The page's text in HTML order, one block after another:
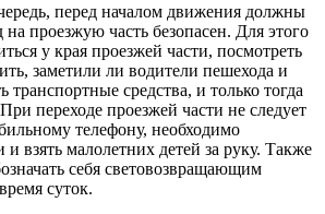
перед началом движения должны
на проезжую часть безопасен. Для этого
у края проезжей части, посмотреть
заметили ли водители пешехода и
транспортные средства, и только тогда
переходе проезжей части не следует
телефону, необходимо
взять малолетних детей за руку. Также
себя световозвращающим
суток.